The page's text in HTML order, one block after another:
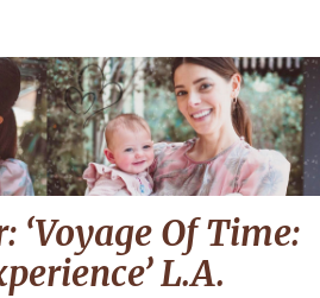
‘Voyage Of Time:
L.A.